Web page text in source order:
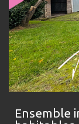
Ensemble